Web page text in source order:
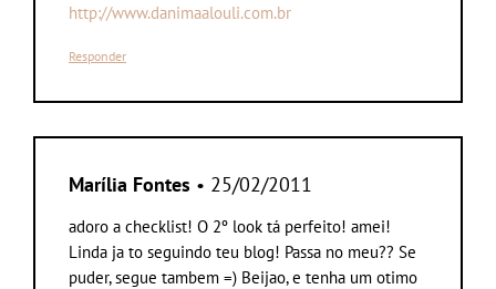
http://www.danimaalouli.com.br
Responder
Marília Fontes • 25/02/2011
adoro a checklist! O 2º look tá perfeito! amei!
Linda ja to seguindo teu blog! Passa no meu?? Se
puder, segue tambem =) Beijao, e tenha um otimo